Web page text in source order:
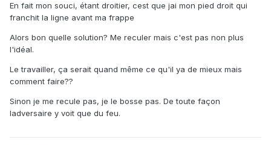
En fait mon souci, étant droitier, cest que jai mon pied droit qui
franchit la ligne avant ma frappe
Alors bon quelle solution? Me reculer mais c'est pas non plus
l'idéal.
Le travailler, ça serait quand même ce qu'il ya de mieux mais
comment faire??
Sinon je me recule pas, je le bosse pas. De toute façon
ladversaire y voit que du feu.